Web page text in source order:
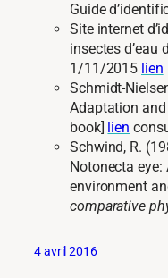
Guide
Site internet
insectes d’eau
1/11/2015 lien
Schmidt-
Adaptation
book] lien
Schwind, R.
Notonecta
environment
comparative
4 avril 2016